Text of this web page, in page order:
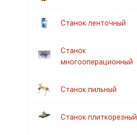
Станок ленточный
Станок
многооперационный
Станок пильный
Станок плиткорезный